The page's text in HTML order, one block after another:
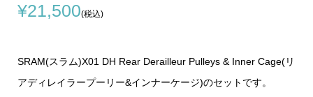
¥21,500(税込)
SRAM(スラム)X01 DH Rear Derailleur Pulleys & Inner Cage(リ
アディレイラープーリー&インナーケージ)のセットです。